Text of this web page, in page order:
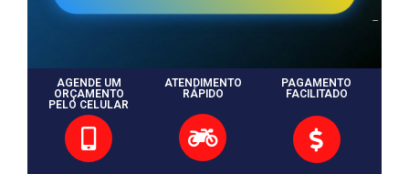
AGENDE UM
ORÇAMENTO
PELO CELULAR
ATENDIMENTO
RÁPIDO
PAGAMENTO
FACILITADO